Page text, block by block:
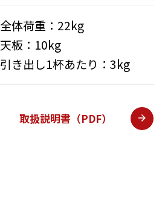
全体荷重：22kg
天板：10kg
引き出し1杯あたり：3kg
取扱説明書（PDF）